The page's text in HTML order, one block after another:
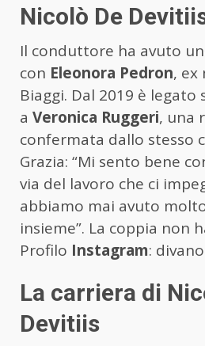
Nicolò De
Il conduttore ha avuto
con Eleonora Pedron, ex
Biaggi. Dal 2019 è
a Veronica Ruggeri, una
confermata dallo stesso
Grazia: “Mi sento bene
via del lavoro che ci
abbiamo mai avuto
insieme”. La coppia non
Profilo Instagram:
La carriera di
Devitiis